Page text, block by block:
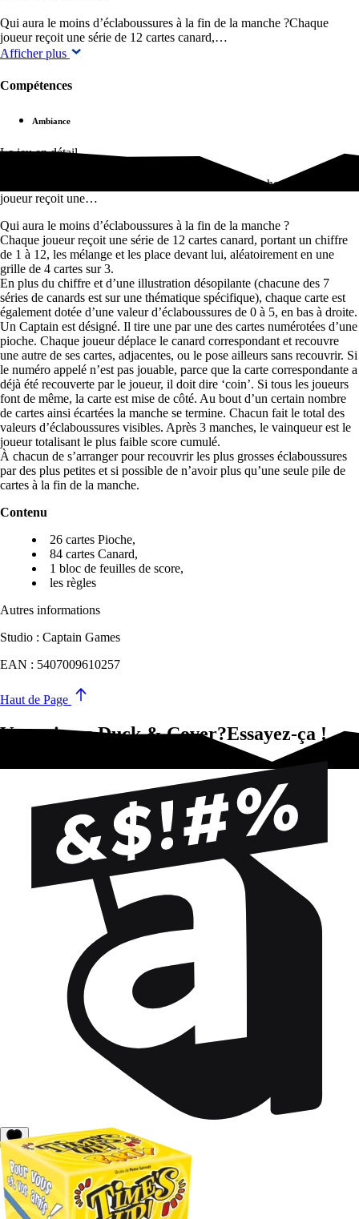
Qui aura le moins d’éclaboussures à la fin de la manche ?Chaque
joueur reçoit une série de 12 cartes canard,…
Afficher plus
Compétences
Ambiance
Le jeu en détail
Qui aura le moins d'éclaboussures à la fin de la manche ?Chaque
joueur reçoit une…
Qui aura le moins d’éclaboussures à la fin de la manche ?
Chaque joueur reçoit une série de 12 cartes canard, portant un chiffre
de 1 à 12, les mélange et les place devant lui, aléatoirement en une
grille de 4 cartes sur 3.
En plus du chiffre et d’une illustration désopilante (chacune des 7
séries de canards est sur une thématique spécifique), chaque carte est
également dotée d’une valeur d’éclaboussures de 0 à 5, en bas à droite.
Un Captain est désigné. Il tire une par une des cartes numérotées d’une
pioche. Chaque joueur déplace le canard correspondant et recouvre
une autre de ses cartes, adjacentes, ou le pose ailleurs sans recouvrir. Si
le numéro appelé n’est pas jouable, parce que la carte correspondante a
déjà été recouverte par le joueur, il doit dire ‘coin’. Si tous les joueurs
font de même, la carte est mise de côté. Au bout d’un certain nombre
de cartes ainsi écartées la manche se termine. Chacun fait le total des
valeurs d’éclaboussures visibles. Après 3 manches, le vainqueur est le
joueur totalisant le plus faible score cumulé.
À chacun de s’arranger pour recouvrir les plus grosses éclaboussures
par des plus petites et si possible de n’avoir plus qu’une seule pile de
cartes à la fin de la manche.
Contenu
26 cartes Pioche,
84 cartes Canard,
1 bloc de feuilles de score,
les règles
Autres informations
Studio : Captain Games
EAN : 5407009610257
Haut de Page
Vous aimez Duck & Cover?Essayez-ça !